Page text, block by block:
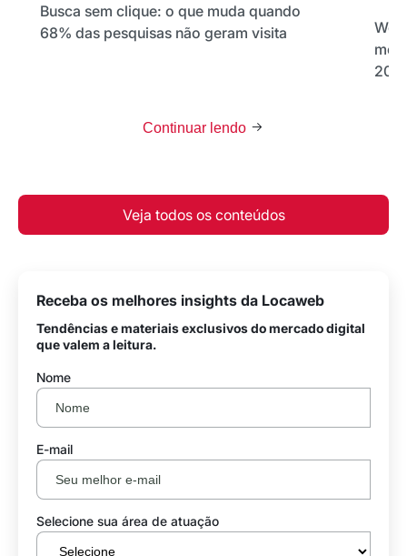
Busca sem clique: o que muda quando
68% das pesquisas não geram visita
Continuar lendo
Veja todos os conteúdos
Receba os melhores insights da Locaweb
Tendências e materiais exclusivos do mercado digital
que valem a leitura.
Nome
E-mail
Selecione sua área de atuação